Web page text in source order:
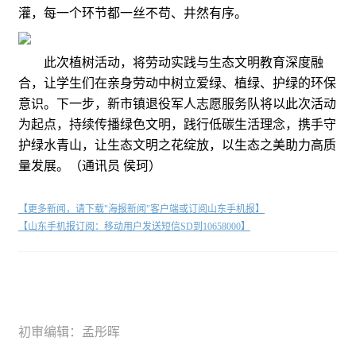
灌，每一个环节都一丝不苟、井然有序。
此次植树活动，将劳动实践与生态文明教育深度融
合，让学生们在亲身劳动中树立爱绿、植绿、护绿的环保
意识。下一步，新市镇退役军人志愿服务队将以此次活动
为起点，持续传播绿色文明，践行低碳生活理念，携手守
护绿水青山，让生态文明之花绽放，以生态之美助力高质
量发展。（通讯员 侯珂）
【更多新闻，请下载"海报新闻"客户端或订阅山东手机报】
【山东手机报订阅：移动用户发送短信SD到10658000】
初审编辑：孟彤晖